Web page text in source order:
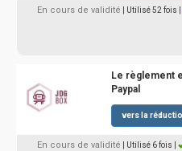
En cours de validité | Utilisé 52 fois
Le règlement
Paypal
vers la
En cours de validité | Utilisé 6 fois